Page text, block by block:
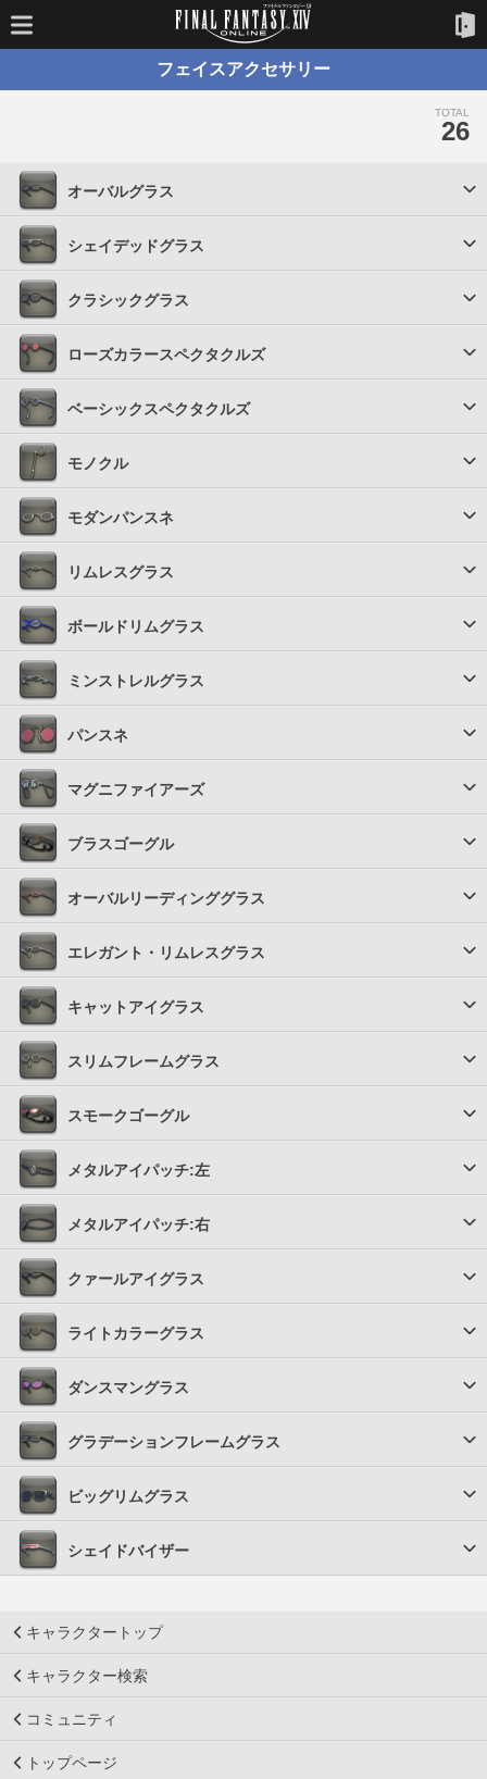
フェイスアクセサリー
TOTAL
26
オーバルグラス
シェイデッドグラス
クラシックグラス
ローズカラースペクタクルズ
ベーシックスペクタクルズ
モノクル
モダンパンスネ
リムレスグラス
ボールドリムグラス
ミンストレルグラス
パンスネ
マグニファイアーズ
ブラスゴーグル
オーバルリーディンググラス
エレガント・リムレスグラス
キャットアイグラス
スリムフレームグラス
スモークゴーグル
メタルアイパッチ:左
メタルアイパッチ:右
クァールアイグラス
ライトカラーグラス
ダンスマングラス
グラデーションフレームグラス
ビッグリムグラス
シェイドバイザー
キャラクタートップ
キャラクター検索
コミュニティ
トップページ